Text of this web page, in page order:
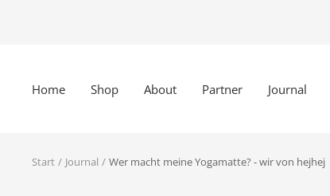
Home Shop About Partner Journal
Start Journal Wer macht meine Yogamatte? - wir von hejhej